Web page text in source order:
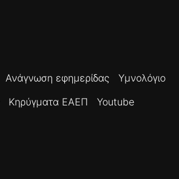
Ανάγνωση εφημερίδας
Υμνολόγιο
Κηρύγματα ΕΑΕΠ
Youtube